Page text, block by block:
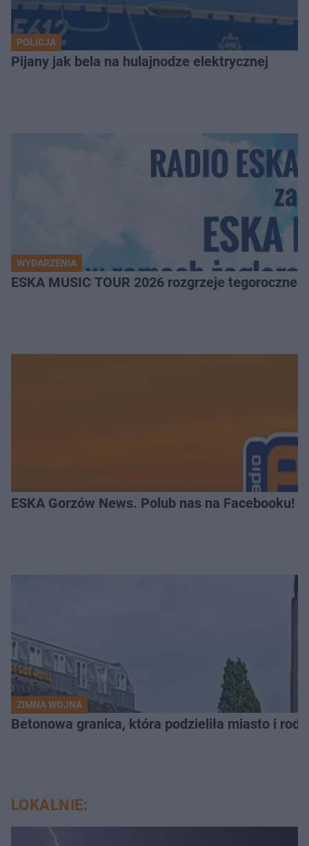
POLICJA
Pijany jak bela na hulajnodze elektrycznej
WYDARZENIA
ESKA MUSIC TOUR 2026 rozgrzeje tegoroczne
ESKA Gorzów News. Polub nas na Facebooku!
ZIMNA WOJNA
Betonowa granica, która podzieliła miasto i
LOKALNIE: